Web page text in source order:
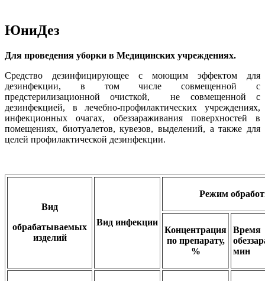
ЮниДез
Для проведения уборки в Медицинских учреждениях.
Средство дезинфицирующее с моющим эффектом для
дезинфекции, в том числе совмещенной с
предстерилизационной очисткой, не совмещенной с
дезинфекцией, в лечебно-профилактических учреждениях,
инфекционных очагах, обеззараживания поверхностей в
помещениях, биотуалетов, кувезов, выделений, а также для
целей профилактической дезинфекции.
Вид
обрабатываемых
изделий
Вид инфекции
Режим
Концентрация
по препарату,
%
Время
мин